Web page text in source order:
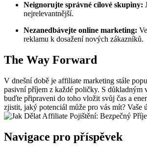
Neignorujte správné cílové skupiny:
nejrelevantnější.
Nezanedbávejte online marketing:
reklamu k dosažení nových zákazníků.
The Way Forward
V dnešní době je affiliate marketing stále
pasivní příjem z každé poličky. S důkladným
buďte připraveni do toho vložit svůj čas a
zjistit, jaký potenciál může pro vás mít? Vaše
Navigace pro příspěvek